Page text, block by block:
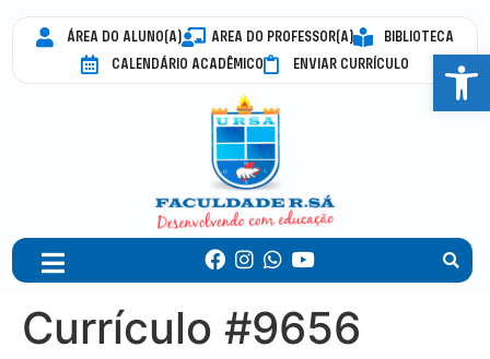
ÁREA DO ALUNO(A) AREA DO PROFESSOR(A)
BIBLIOTECA
CALENDÁRIO ACADÊMICO
ENVIAR CURRÍCULO
Currículo #9656
Abrir